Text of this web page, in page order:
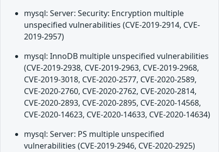
mysql: Server: Security: Encryption multiple
unspecified vulnerabilities (CVE-2019-2914, CVE-
2019-2957)
mysql: InnoDB multiple unspecified vulnerabilities
(CVE-2019-2938, CVE-2019-2963, CVE-2019-2968,
CVE-2019-3018, CVE-2020-2577, CVE-2020-2589,
CVE-2020-2760, CVE-2020-2762, CVE-2020-2814,
CVE-2020-2893, CVE-2020-2895, CVE-2020-14568,
CVE-2020-14623, CVE-2020-14633, CVE-2020-14634)
mysql: Server: PS multiple unspecified
vulnerabilities (CVE-2019-2946, CVE-2020-2925)